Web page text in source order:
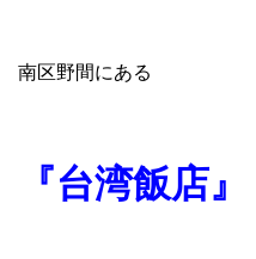
南区野間にある
『台湾飯店』